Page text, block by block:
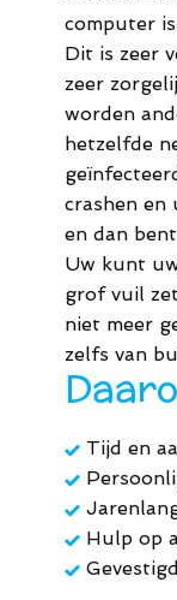
computer
Dit is zeer
zeer
worden
hetzelfde
crashen
en dan
Uw kunt
grof vuil
niet meer
zelfs van
Tijd en
Hulp op